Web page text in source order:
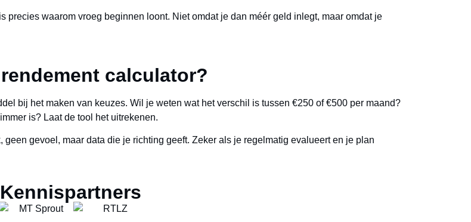
precies waarom vroeg beginnen loont. Niet omdat je dan méér geld inlegt, maar omdat je
calculator?
bij het maken van keuzes. Wil je weten wat het verschil is tussen €250 of €500 per maand?
is? Laat de tool het uitrekenen.
gevoel, maar data die je richting geeft. Zeker als je regelmatig evalueert en je plan
Kennispartners